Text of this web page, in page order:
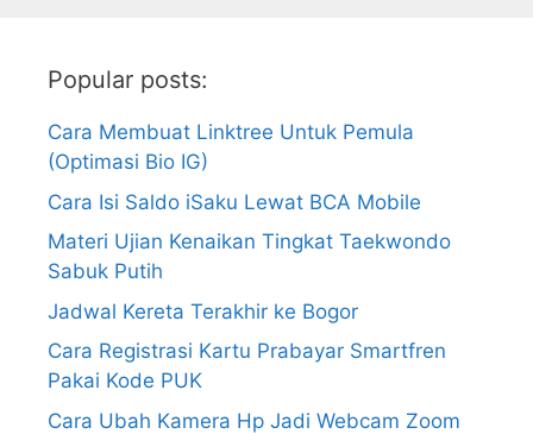
Popular posts:
Cara Membuat Linktree Untuk Pemula
(Optimasi Bio IG)
Cara Isi Saldo iSaku Lewat BCA Mobile
Materi Ujian Kenaikan Tingkat Taekwondo
Sabuk Putih
Jadwal Kereta Terakhir ke Bogor
Cara Registrasi Kartu Prabayar Smartfren
Pakai Kode PUK
Cara Ubah Kamera Hp Jadi Webcam Zoom